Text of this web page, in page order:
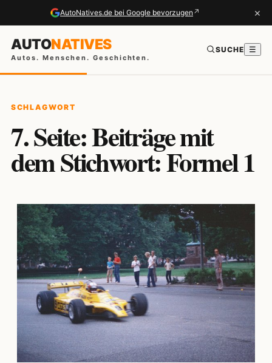
AutoNatives.de bei Google bevorzugen ↗ ×
AUTONATIVES
Autos. Menschen. Geschichten.
SUCHE ☰
SCHLAGWORT
7. Seite: Beiträge mit
dem Stichwort: Formel 1